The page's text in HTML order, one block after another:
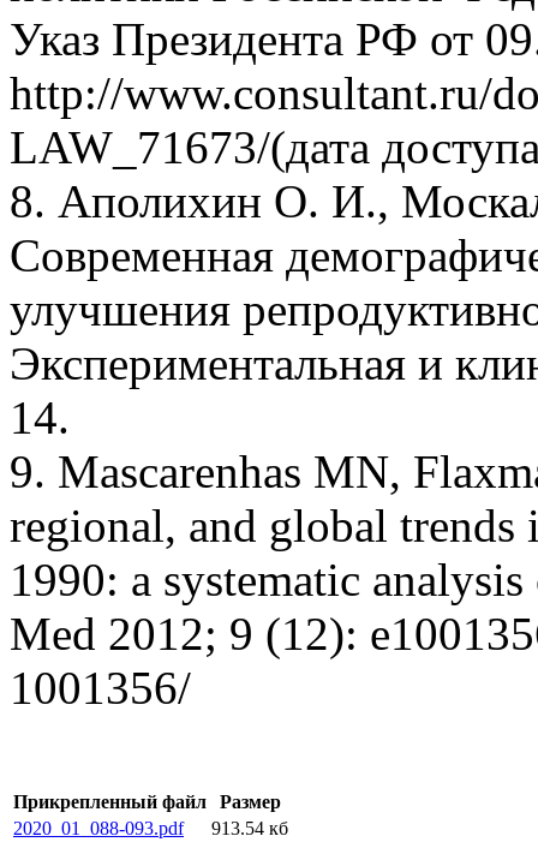
Указ Президента РФ от
http://www.consultant.ru/
LAW_71673/(дата
8. Аполихин О. И.,
Современная
улучшения
Экспериментальная и
14.
9. Mascarenhas MN,
regional, and global
1990: a systematic
Med 2012; 9 (12):
1001356/
Прикрепленный файл
Размер
2020_01_088-093.pdf
913.54 кб